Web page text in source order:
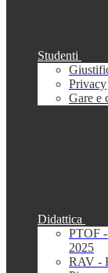
Studenti
Privacy
Gare e
Didattica
PTOF
2025
RAV -